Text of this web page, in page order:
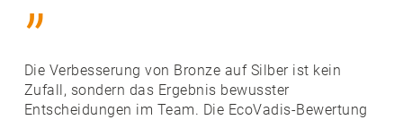
”
Die Verbesserung von Bronze auf Silber ist kein
Zufall, sondern das Ergebnis bewusster
Entscheidungen im Team. Die EcoVadis-Bewertung